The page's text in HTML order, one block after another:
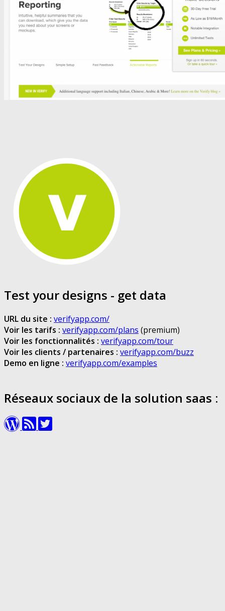
Test your designs - get data
URL du site : verifyapp.com/
Voir les tarifs : verifyapp.com/plans (premium)
Voir les fonctionnalités : verifyapp.com/tour
Voir les clients / partenaires : verifyapp.com/buzz
Demo en ligne : verifyapp.com/examples
Réseaux sociaux de la solution saas :